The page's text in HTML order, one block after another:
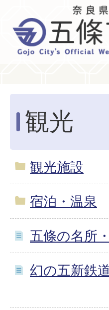
観光
観光施設
宿泊・温泉
五條の名所
幻の五新鉄